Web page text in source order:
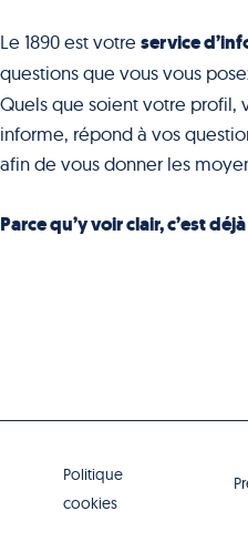
Le 1890 est votre service
questions que vous vous
Quels que soient votre profil,
informe, répond à vos
afin de vous donner les
Parce qu’y voir clair, c’est
Politique
cookies